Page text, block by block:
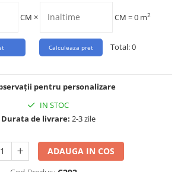
CM × CM =0 m2
Total:0
pentru personalizare
IN STOC
Durata de livrare: 2-3 zile
ADAUGA IN COS